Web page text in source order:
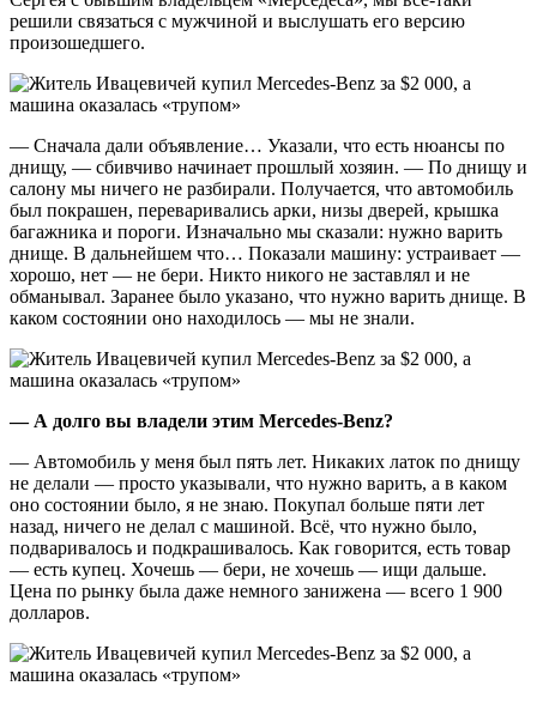
решили связаться с мужчиной и выслушать его версию
произошедшего.
— Сначала дали объявление… Указали, что есть нюансы по
днищу, — сбивчиво начинает прошлый хозяин. — По днищу и
салону мы ничего не разбирали. Получается, что автомобиль
был покрашен, переваривались арки, низы дверей, крышка
багажника и пороги. Изначально мы сказали: нужно варить
днище. В дальнейшем что… Показали машину: устраивает —
хорошо, нет — не бери. Никто никого не заставлял и не
обманывал. Заранее было указано, что нужно варить днище. В
каком состоянии оно находилось — мы не знали.
— А долго вы владели этим Mercedes-Benz?
— Автомобиль у меня был пять лет. Никаких латок по днищу
не делали — просто указывали, что нужно варить, а в каком
оно состоянии было, я не знаю. Покупал больше пяти лет
назад, ничего не делал с машиной. Всё, что нужно было,
подваривалось и подкрашивалось. Как говорится, есть товар
— есть купец. Хочешь — бери, не хочешь — ищи дальше.
Цена по рынку была даже немного занижена — всего 1 900
долларов.